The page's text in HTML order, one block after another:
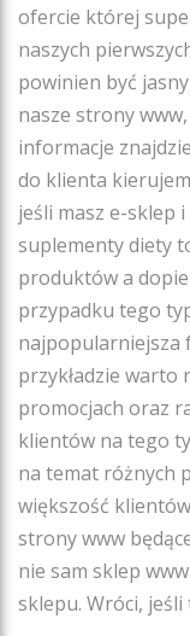
ofercie której
naszych
powinien być
nasze strony
informacje
do klienta
jeśli masz e-sklep
suplementy diety
produktów a
przypadku tego
najpopularniejsza
przykładzie warto
promocjach oraz
klientów na tego
na temat różnych
większość
strony www
nie sam sklep
sklepu. Wróci,